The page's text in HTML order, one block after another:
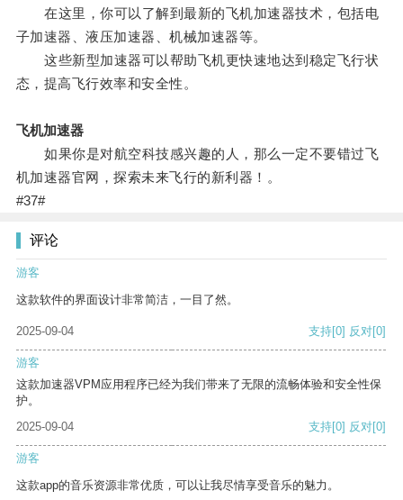
在这里，你可以了解到最新的飞机加速器技术，包括电
子加速器、液压加速器、机械加速器等。
这些新型加速器可以帮助飞机更快速地达到稳定飞行状
态，提高飞行效率和安全性。
飞机加速器
如果你是对航空科技感兴趣的人，那么一定不要错过飞
机加速器官网，探索未来飞行的新利器！。
#37#
评论
游客
这款软件的界面设计非常简洁，一目了然。
2025-09-04 支持[0] 反对[0]
游客
这款加速器VPM应用程序已经为我们带来了无限的流畅体验和安全性保
护。
2025-09-04
支持[0] 反对[0]
游客
这款app的音乐资源非常优质，可以让我尽情享受音乐的魅力。